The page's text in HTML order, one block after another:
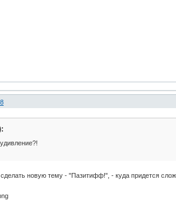
сделать новую тему - "Пазитифф!", - куда придется